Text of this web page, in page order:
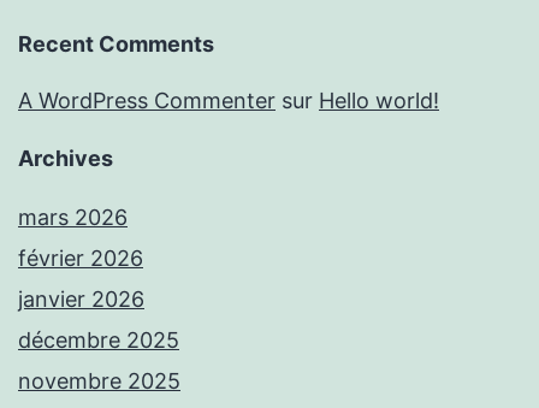
Recent Comments
A WordPress Commenter sur Hello world!
Archives
mars 2026
février 2026
janvier 2026
décembre 2025
novembre 2025